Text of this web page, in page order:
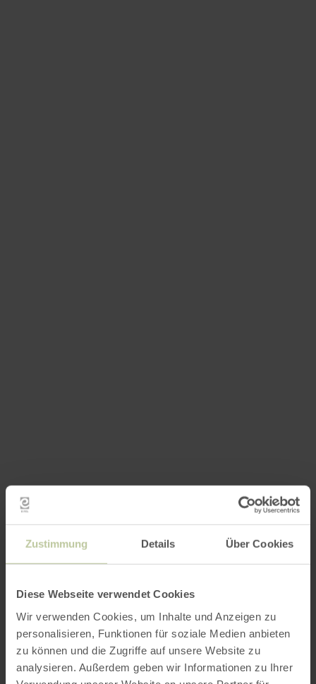
Zustimmung Details Über Cookies
Diese Webseite verwendet Cookies
Wir verwenden Cookies, um Inhalte und Anzeigen zu
personalisieren, Funktionen für soziale Medien anbieten
zu können und die Zugriffe auf unsere Website zu
analysieren. Außerdem geben wir Informationen zu Ihrer